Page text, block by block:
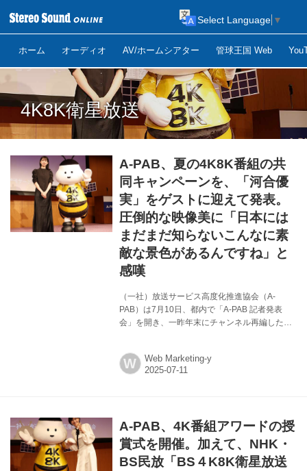
ホーム オーディオ AV/ホームシアター 管球王国 Web
Select Language ▼
4K8K衛星放送
A-PAB、夏の4K8K番組の共
同キャンペーンを、「河合優
実」をゲストに迎えて発表。
圧倒的な映像美に「日本には
まだまだ知らないこんなに素
敵な景色があるんですね」と
感嘆
（一社）放送サービス高度化推進協会（A-
PAB）は7月10日、都内で「A-PAB 記者発表
会」を開き、一昨年末にチャンネル再編した
パン・アワード2025」開催、BSよしもとの大
阪万博中継、J:COM BSによる放送サービス開
る河合優実が、スペシャルゲストとして登壇し
た。 さて、冒頭挨拶にはA-PAB理事長の加増氏
が登壇。BSデジタル放送の歩みを振り返りなが
ら、「2000年1...
W Web Marketing-y
A-PAB、4K番組アワードの授
賞式を開催。加えて、NHK・
BS民放「BS４K8K衛星放送